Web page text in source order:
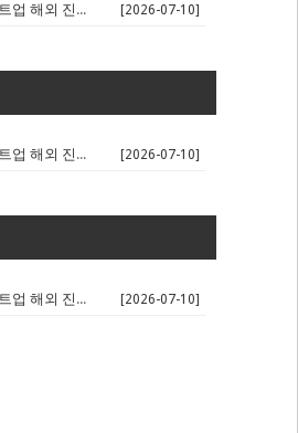
🌍 경기 AI 스타트업 해외 진출 판... [2026-07-10]
🌍 경기 AI 스타트업 해외 진출 판... [2026-07-10]
🌍 경기 AI 스타트업 해외 진출 판... [2026-07-10]